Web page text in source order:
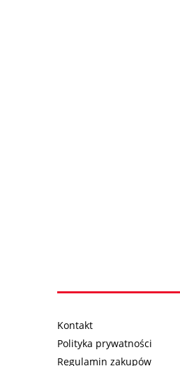
Kontakt
Polityka prywatności
Regulamin zakupów